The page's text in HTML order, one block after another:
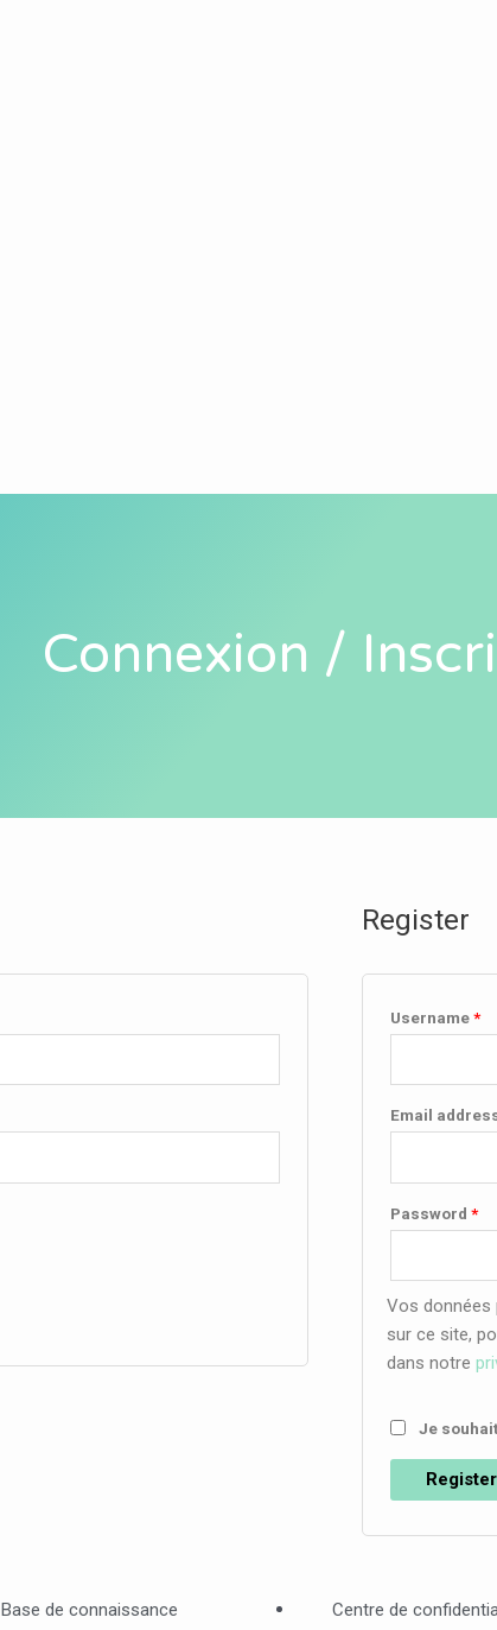
Connexion /
Register
Username*
Email
Password *
Vos données
sur ce site,
dans notre
Je
Register
Base de connaissance
Centre de